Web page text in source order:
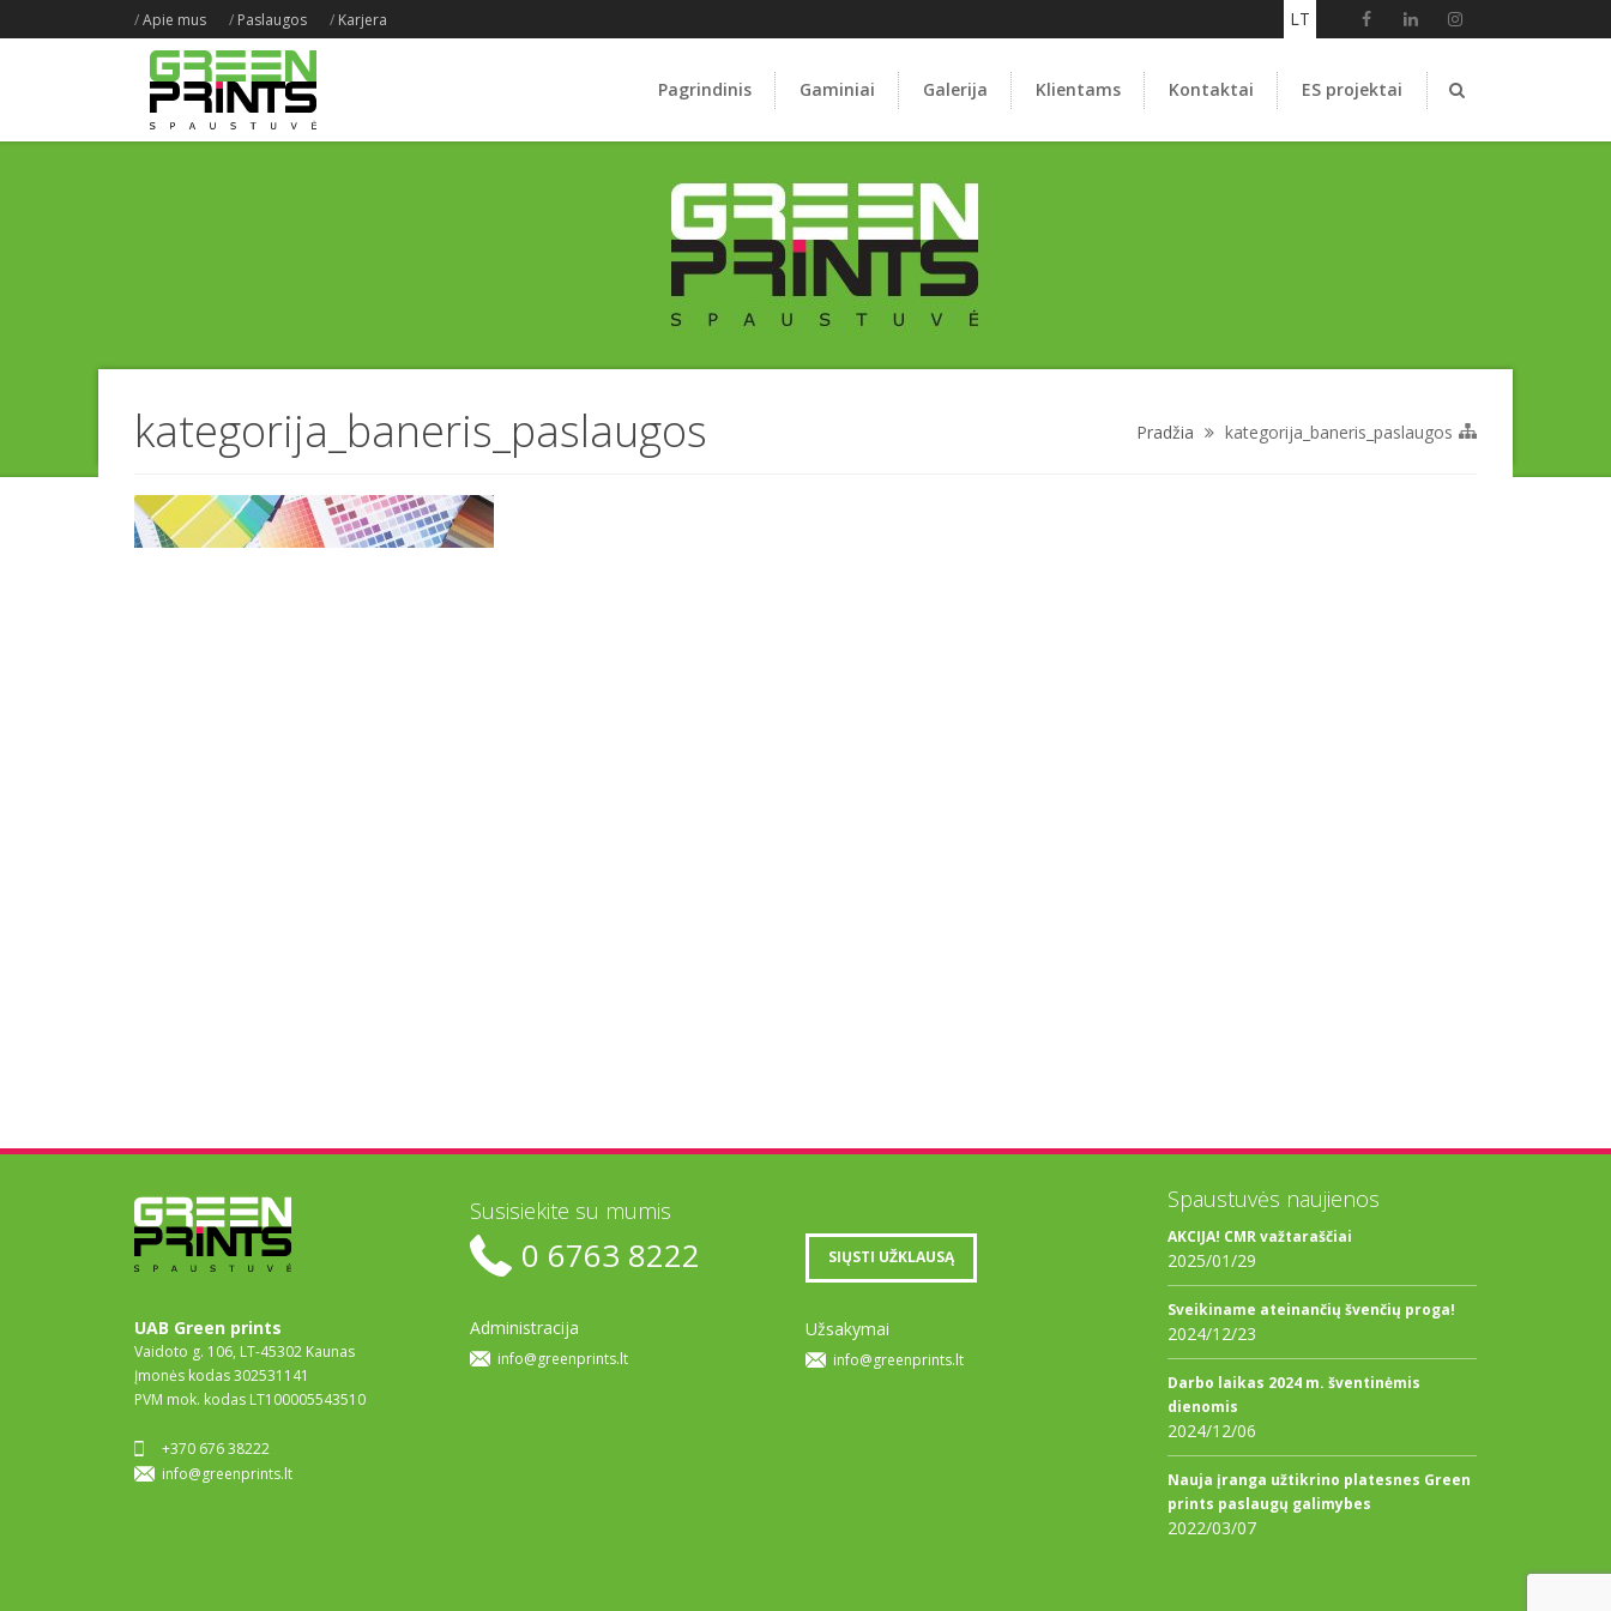
/Apie mus / Paslaugos / Karjera LT
Pagrindinis Gaminiai Galerija Klientams Kontaktai ES projektai
kategorija_baneris_paslaugos Pradžia kategorija_baneris_paslaugos
UAB Green prints
Vaidoto g. 106, LT-45302 Kaunas
Įmonės kodas 302531141
PVM mok. kodas LT100005543510
+370 676 38222
info@greenprints.lt
Susisiekite su mumis
0 6763 8222
Administracija
info@greenprints.lt
SIŲSTI UŽKLAUSĄ
Užsakymai
info@greenprints.lt
Spaustuvės naujienos
AKCIJA! CMR važtaraščiai
2025/01/29
Sveikiname ateinančių švenčių proga!
2024/12/23
Darbo laikas 2024 m. šventinėmis
dienomis
2024/12/06
Nauja įranga užtikrino platesnes Green
prints paslaugų galimybes
2022/03/07